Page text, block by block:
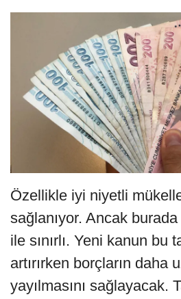
Özellikle iyi niyetli
sağlanıyor. Ancak burada
ile sınırlı. Yeni kanun bu
artırırken borçların daha
yayılmasını sağlayacak.